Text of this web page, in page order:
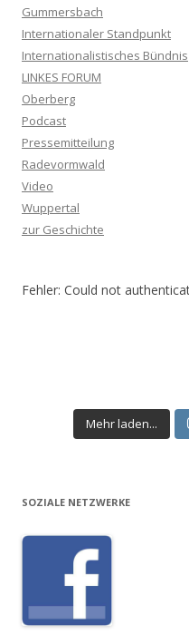
Gummersbach
Internationaler Standpunkt
Internationalistisches Bündnis
LINKES FORUM
Oberberg
Podcast
Pressemitteilung
Radevormwald
Video
Wuppertal
zur Geschichte
Fehler: Could not
Mehr laden...
SOZIALE NETZWERKE